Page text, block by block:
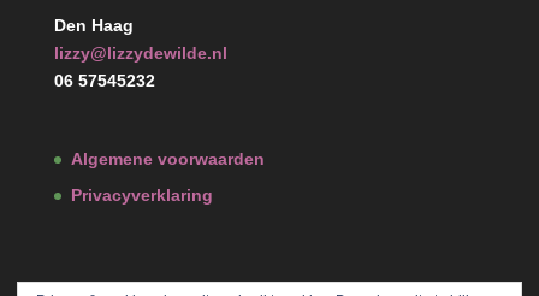
Den Haag
lizzy@lizzydewilde.nl
06 57545232
Algemene voorwaarden
Privacyverklaring